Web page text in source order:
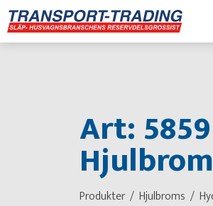
Art: 5859
Produkter Hjulbroms